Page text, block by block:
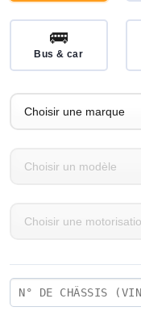
🚌
Bus & car